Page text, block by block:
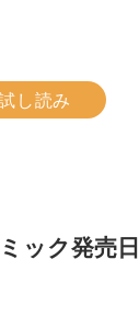
し読み
ック発売日